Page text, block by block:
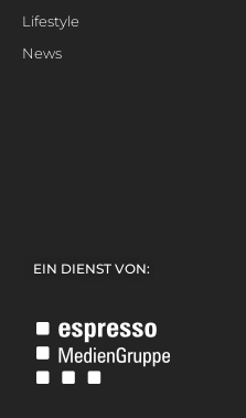
Lifestyle
News
EIN DIENST VON: